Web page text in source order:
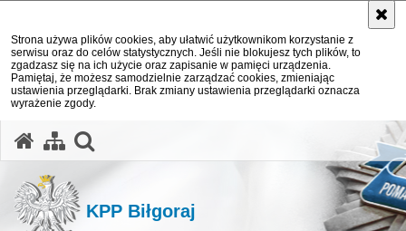
Strona używa plików cookies, aby ułatwić użytkownikom korzystanie z
serwisu oraz do celów statystycznych. Jeśli nie blokujesz tych plików, to
zgadzasz się na ich użycie oraz zapisanie w pamięci urządzenia.
Pamiętaj, że możesz samodzielnie zarządzać cookies, zmieniając
ustawienia przeglądarki. Brak zmiany ustawienia przeglądarki oznacza
wyrażenie zgody.
KPP Biłgoraj